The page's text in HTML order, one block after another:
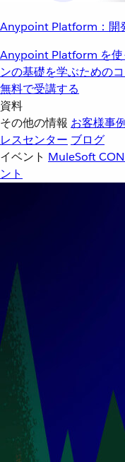
Anypoint Platform：開
Anypoint Platform を使
ンの基礎を学ぶための
無料で受講する
資料
その他の情報 お客様事
レスセンター ブログ
イベント MuleSoft
ント